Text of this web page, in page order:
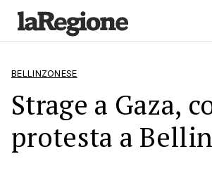
BELLINZONESE
Strage a Gaza,
protesta a